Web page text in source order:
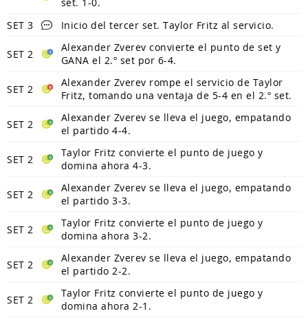
SET 3
Inicio del tercer set. Taylor Fritz al servicio.
SET 2
Alexander Zverev convierte el punto de set y
GANA el 2.º set por 6-4.
SET 2
Alexander Zverev rompe el servicio de Taylor
Fritz, tomando una ventaja de 5-4 en el 2.º set.
SET 2
Alexander Zverev se lleva el juego, empatando
el partido 4-4.
SET 2
Taylor Fritz convierte el punto de juego y
domina ahora 4-3.
SET 2
Alexander Zverev se lleva el juego, empatando
el partido 3-3.
SET 2
Taylor Fritz convierte el punto de juego y
domina ahora 3-2.
SET 2
Alexander Zverev se lleva el juego, empatando
el partido 2-2.
SET 2
Taylor Fritz convierte el punto de juego y
domina ahora 2-1.